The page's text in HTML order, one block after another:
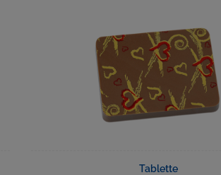
Tablette